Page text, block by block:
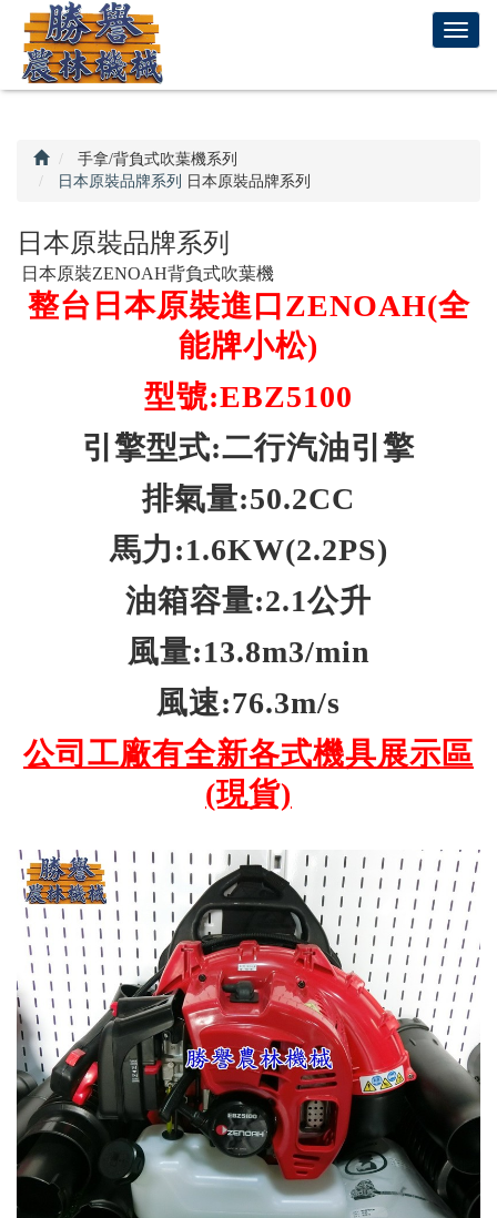
T
a
回
首
頁
手拿/背負式吹葉機系列
日本原裝品牌系列
日本原裝品牌系列
日本原裝品牌系列
日本原裝ZENOAH背負式吹葉機
整台日本原裝進口ZENOAH(全
能牌小松)
型號:EBZ5100
引擎型式:二行汽油引擎
排氣量:50.2CC
馬力:1.6KW(2.2PS)
油箱容量:2.1公升
風量:13.8m3/min
風速:76.3m/s
公司工廠有全新各式機具展示區
(現貨)